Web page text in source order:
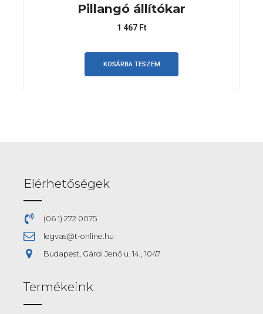
Pillangó állítókar
1 467 Ft
KOSÁRBA TESZEM
Elérhetőségek
(06 1) 272 0075
legvas@t-online.hu
Budapest, Gárdi Jenő u. 14., 1047
Termékeink